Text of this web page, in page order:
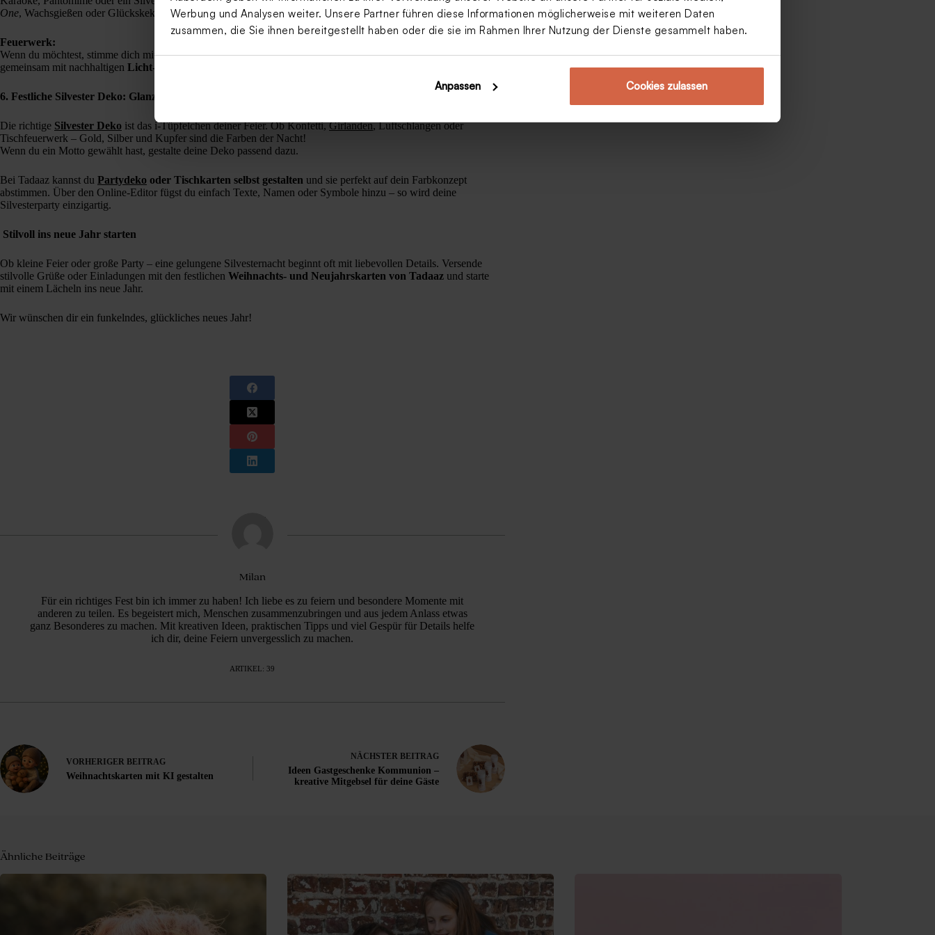
Werbung und Analysen weiter. Unsere Partner führen diese Informationen möglicherweise mit weiteren Daten
zusammen, die Sie ihnen bereitgestellt haben oder die sie im Rahmen Ihrer Nutzung der Dienste gesammelt haben.
Anpassen Cookies zulassen
One, Wachsgießen oder Glückskekse dürfen nicht fehlen.
Feuerwerk:
Wenn du möchtest, stimme dich mit deinen Gästen ab, wer Raketen oder Wunderkerzen mitbringt – oder feiert
gemeinsam mit nachhaltigen Licht- und Dekoeffekten
6. Festliche Silvester Deko: Glanzvoll ins neue Jahr
Die richtige Silvester Deko ist das i-Tüpfelchen deiner Feier. Ob Konfetti,Girlanden, Luftschlangen oder
Tischfeuerwerk – Gold, Silber und Kupfer sind die Farben der Nacht!
Wenn du ein Motto gewählt hast, gestalte deine Deko passend dazu.
Bei Tadaaz kannst du Partydeko oder Tischkarten selbst gestalten und sie perfekt auf dein Farbkonzept
abstimmen. Über den Online-Editor fügst du einfach Texte, Namen oder Symbole hinzu – so wird deine
Silvesterparty einzigartig.
Stilvoll ins neue Jahr starten
Ob kleine Feier oder große Party – eine gelungene Silvesternacht beginnt oft mit liebevollen Details. Versende
stilvolle Grüße oder Einladungen mit den festlichen Weihnachts- und Neujahrskarten von Tadaaz und starte
mit einem Lächeln ins neue Jahr.
Wir wünschen dir ein funkelndes, glückliches neues Jahr!
Milan
Für ein richtiges Fest bin ich immer zu haben! Ich liebe es zu feiern und besondere Momente mit
anderen zu teilen. Es begeistert mich, Menschen zusammenzubringen und aus jedem Anlass etwas
ganz Besonderes zu machen. Mit kreativen Ideen, praktischen Tipps und viel Gespür für Details helfe
ich dir, deine Feiern unvergesslich zu machen.
ARTIKEL: 39
VORHERIGER BEITRAG
Weihnachtskarten mit KI gestalten
NÄCHSTER BEITRAG
Ideen Gastgeschenke Kommunion –
kreative Mitgebsel für deine Gäste
Ähnliche Beiträge